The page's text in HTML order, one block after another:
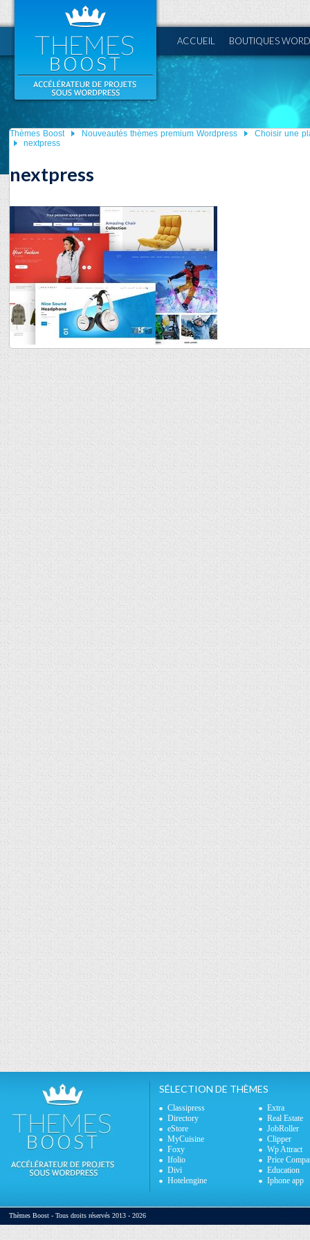
ACCUEIL BOUTIQUES
Thèmes Boost Nouveautés thèmes premium Wordpress
Choisir une
nextpress
nextpress
SÉLECTION DE THÈMES
Classipress
Extra
Directory
Real Estate
eStore
JobRoller
MyCuisine
Clipper
Foxy
Wp Attract
Ifolio
Price
Divi
Education
Hotelengine
Iphone app
Thèmes Boost - Tous droits réservés 2013 - 2026